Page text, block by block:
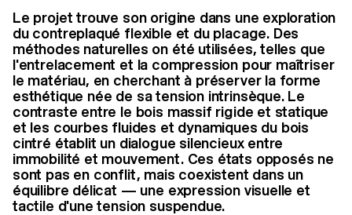
Le projet trouve son origine dans une exploration
du contreplaqué flexible et du placage. Des
méthodes naturelles on été utilisées, telles que
l'entrelacement et la compression pour maîtriser
le matériau, en cherchant à préserver la forme
esthétique née de sa tension intrinsèque. Le
contraste entre le bois massif rigide et statique
et les courbes fluides et dynamiques du bois
cintré établit un dialogue silencieux entre
immobilité et mouvement. Ces états opposés ne
sont pas en conflit, mais coexistent dans un
équilibre délicat — une expression visuelle et
tactile d'une tension suspendue.